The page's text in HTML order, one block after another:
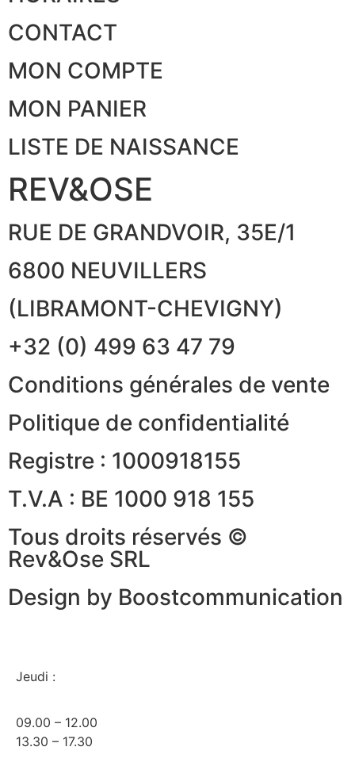
CONTACT
MON COMPTE
MON PANIER
LISTE DE NAISSANCE
REV&OSE
RUE DE GRANDVOIR, 35E/1
6800 NEUVILLERS
(LIBRAMONT-CHEVIGNY)
+32 (0) 499 63 47 79
Conditions générales de vente
Politique de confidentialité
Registre : 1000918155
T.V.A : BE 1000 918 155
Tous droits réservés ©
Rev&Ose SRL
Design by Boostcommunication
Jeudi :
09.00 – 12.00
13.30 – 17.30